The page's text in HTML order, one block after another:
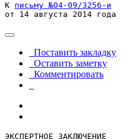
К письму №04-09/3256-и
от 14 августа 2014 года
Поставить закладку
Оставить заметку
Комментировать
ЭКСПЕРТНОЕ ЗАКЛЮЧЕНИЕ